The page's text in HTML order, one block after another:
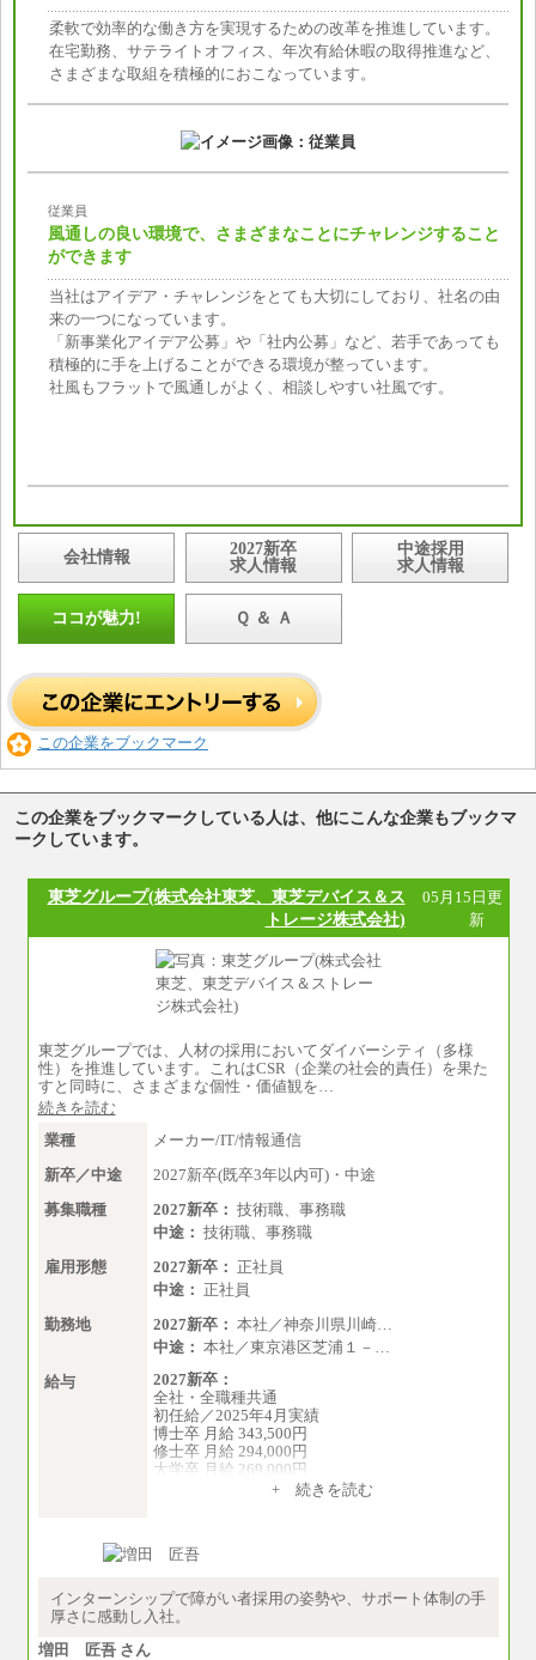
柔軟で効率的な働き方を実現するための改革を推進しています。
在宅勤務、サテライトオフィス、年次有給休暇の取得推進など、
さまざまな取組を積極的におこなっています。
従業員
風通しの良い環境で、さまざまなことにチャレンジすること
ができます
当社はアイデア・チャレンジをとても大切にしており、社名の由
来の一つになっています。
「新事業化アイデア公募」や「社内公募」など、若手であっても
積極的に手を上げることができる環境が整っています。
社風もフラットで風通しがよく、相談しやすい社風です。
会社情報
2027新卒
求人情報
中途採用
求人情報
ココが魅力! Ｑ ＆ Ａ
この企業をブックマーク
この企業をブックマークしている人は、他にこんな企業もブックマ
ークしています。
東芝グループ(株式会社東芝、東芝デバイス＆ス
トレージ株式会社)
05月15日更
新
東芝グループでは、人材の採用においてダイバーシティ（多様
性）を推進しています。これはCSR（企業の社会的責任）を果た
すと同時に、さまざまな個性・価値観を…
続きを読む
業種
メーカー/IT/情報通信
新卒／中途
2027新卒(既卒3年以内可)・中途
募集職種
2027新卒： 技術職、事務職
中途： 技術職、事務職
雇用形態
2027新卒： 正社員
中途： 正社員
勤務地
2027新卒： 本社／神奈川県川崎…
中途： 本社／東京港区芝浦１－…
給与
2027新卒：
全社・全職種共通
初任給／2025年4月実績
博士卒 月給 343,500円
修士卒 月給 294,000円
大学卒 月給 269,000円
※試用期間の給与に変更はございません
ます。
円
+ 続きを読む
インターンシップで障がい者採用の姿勢や、サポート体制の手
厚さに感動し入社。
増田 匠吾 さん